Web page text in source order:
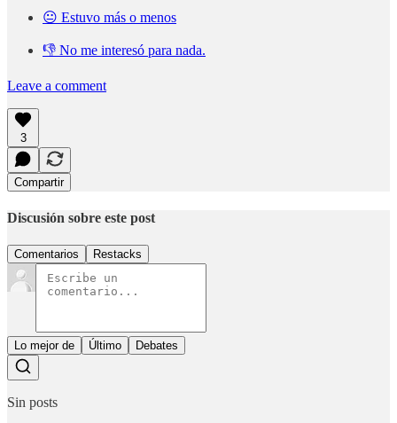
😐 Estuvo más o menos
👎 No me interesó para nada.
Leave a comment
3
Compartir
Discusión sobre este post
Comentarios Restacks
Lo mejor de Último Debates
Sin posts